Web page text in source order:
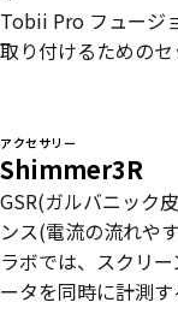
Tobii Pro フュージ
取り付けるためのセ
アクセサリー
Shimmer3R
GSR(ガルバニック
ンス(電流の流れや
ラボでは、スクリ
ータを同時に計測す